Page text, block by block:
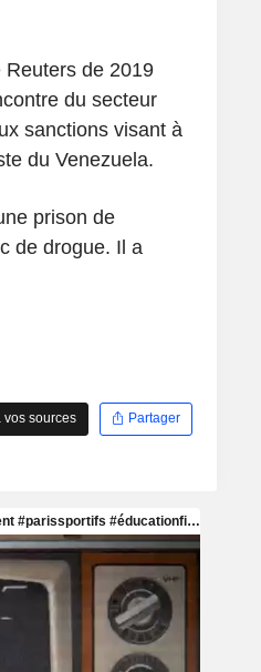
de 2019
du secteur
sanctions visant à
du Venezuela.
prison de
de drogue. Il a
vos sources Partager